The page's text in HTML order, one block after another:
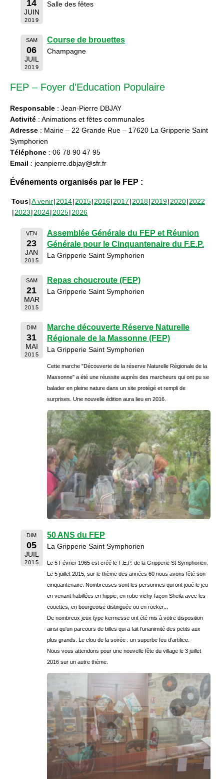
14
JUIN
2019
Salle des fêtes
SAM
06
JUIL
2019
Course de brouettes
Champagne
FEP – Foyer d’Education Populaire
Responsable : Jean-Pierre DBJAY
Activité : Animations et fêtes communales
Adresse : Mairie – 22 Grande Rue – 17620 La Gripperie Saint
Symphorien
Téléphone : 06 78 90 47 95
Email : jeanpierre.dbjay@sfr.fr
Événements organisés par le FEP :
Tous A venir 2014 2015 2016 2017 2018 2019 2020 2022
2023 2024 2025 2026
VEN
23
JAN
2015
Assemblée Générale du FEP et Réunion
Générale pour le Cinquantenaire du F.E.P.
La Gripperie Saint Symphorien
SAM
21
MAR
2015
Repas choucroute (FEP)
La Gripperie Saint Symphorien
DIM
31
MAI
2015
Marche découverte Réserve Naturelle
Régionale de la Massonne (FEP)
La Gripperie Saint Symphorien
Cette marche "Découverte de la réserve Naturelle Régionale de la
Massonne" a été une réussite auprès des marcheurs qui ont pu se
balader en pleine nature dans un site protégé et rempli de
surprises. Une nouvelle édition aura lieu en 2016.
DIM
05
JUIL
2015
50 ANS du FEP
La Gripperie Saint Symphorien
Le 5 Février 1965 est créé le F.E.P. de la Gripperie St Symphorien.
Le 5 juillet 2015, sur le thème des années 60 nous avons fêté son
cinquantenaire. Nombreuses sont les personnes qui ont joué le jeu
en venant habillées en hippie, en robe vichy façon Sheila avec les
couettes, en bourgeoise distinguée ou en rocker...
De nombreux jeux type kermesse ont été mis à votre disposition
ainsi qu'un parcours de billes qui a fait l’unanimité des petits aux
plus grands. Le clou de la soirée : un superbe feu d’artifice.
Nous vous attendons pour une nouvelle fête du village le 3 juillet
2016 sur un autre thème.